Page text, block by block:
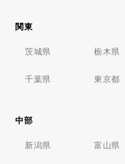
関東
茨城県 栃木県
千葉県 東京都
中部
新潟県 富山県